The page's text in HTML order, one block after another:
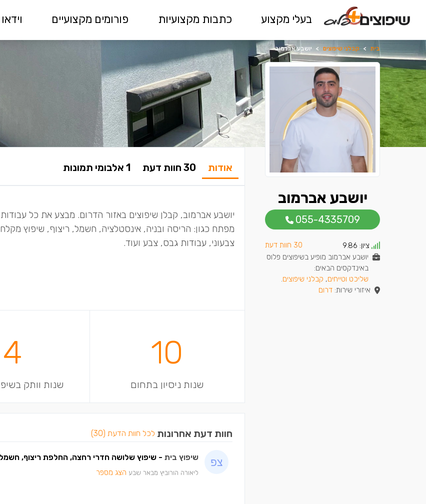
בעלי מקצוע כתבות מקצועיות פורומים מקצועיים וידאו
בית > קבלני שיפוצים > יושבע אברמוב
יושבע אברמוב
055-4335709
ציון: 9.86
30 חוות דעת
יושבע אברמוב מופיע בשיפוצים פלוס
באינדקסים הבאים:
שליכט וטייחים, קבלני שיפוצים.
איזורי שירות: דרום
אודות 30 חוות דעת 1 אלבומי תמונות
יושבע אברמוב, קבלן שיפוצים באזור הדרום. מבצע את כל
מפתח כגון: הריסה ובניה, אינסטלציה, חשמל, ריצוף, שיפוץ
צבעוני, עבודות גבס, צבע ועוד.
10
שנות ניסיון בתחום
4
שנות וותק
חוות דעת אחרונות לכל חוות הדעת (30)
שיפוץ בית - שיפוץ שלושה חדרי רחצה, החלפת ריצוף,
ליאורה הורוביץ מבאר שבע הצג מספר